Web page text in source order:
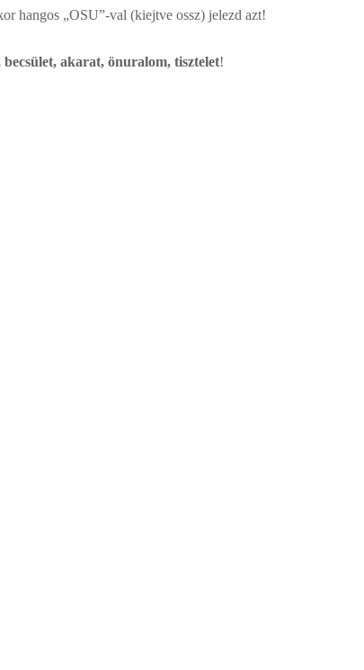
hangos „OSU”-val (kiejtve ossz) jelezd azt!
becsület, akarat, önuralom, tisztelet!